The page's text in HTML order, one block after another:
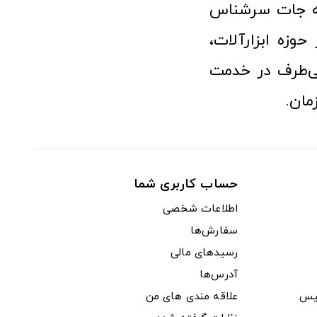
جات سرشناس
ابزارآلات،
در خدمت
حساب کاربری شما
اطلاعات شخصی
سفارش‌ها
رسیدهای مالی
آدرس‌ها
علاقه مندی های من